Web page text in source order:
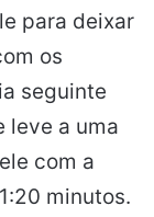
para deixar
os
seguinte
leve a uma
com a
minutos.